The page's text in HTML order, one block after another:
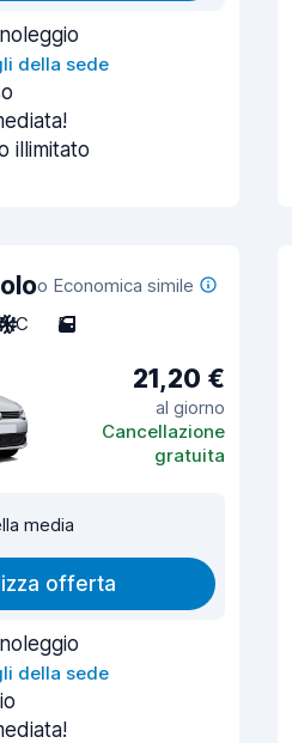
della sede
illimitato
o Economica simile
C 5
21,20 €
al giorno
Cancellazione
gratuita
media
offerta
della sede